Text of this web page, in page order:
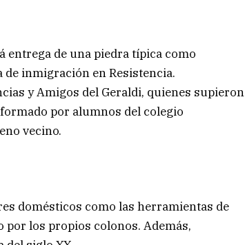
entrega de una piedra típica como
inmigración en Resistencia.
y Amigos del Geraldi, quienes supieron
por alumnos del colegio
vecino.
domésticos como las herramientas de
por los propios colonos. Además,